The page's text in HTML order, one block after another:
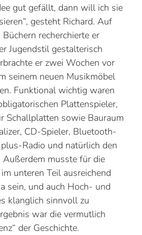
gut gefällt, dann will ich sie
gesteht Richard. Auf
recherchierte er
Jugendstil gestalterisch
er zwei Wochen vor
seinem neuen Musikmöbel
Funktional wichtig waren
Plattenspieler,
Schallplatten sowie Bauraum
CD-Spieler, Bluetooth-
Radio und natürlich den
Außerdem musste für die
unteren Teil ausreichend
sein, und auch Hoch- und
klanglich sinnvoll zu
war die vermutlich
der Geschichte.